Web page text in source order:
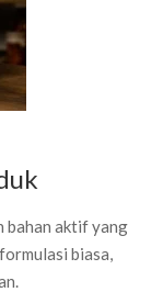
bahan aktif yang
biasa,